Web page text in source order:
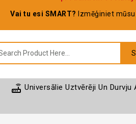
Vai tu esi SMART?
Izmēģiniet
router Universālie Uztvērēji Un Durvju